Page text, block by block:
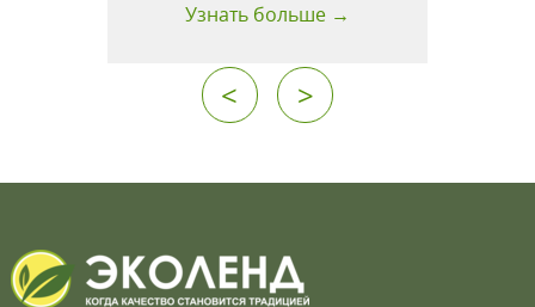
Узнать больше →
< >